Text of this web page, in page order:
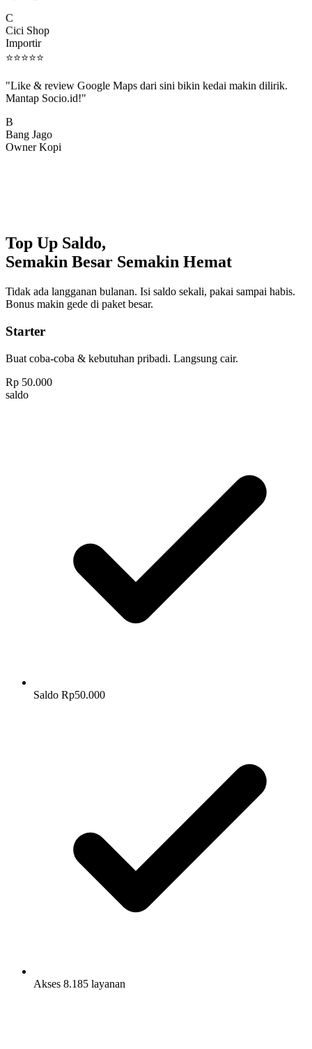
Cici Shop
Importir
⭐⭐⭐⭐⭐
Mantap Socio.id!"
Bang Jago
Owner Kopi
Top Up Saldo,
Semakin Besar Semakin Hemat
Tidak ada langganan bulanan. Isi saldo sekali, pakai sampai habis.
Bonus makin gede di paket besar.
Starter
Buat coba-coba & kebutuhan pribadi. Langsung cair.
Rp 50.000
saldo
Saldo Rp50.000
Akses 8.185 layanan